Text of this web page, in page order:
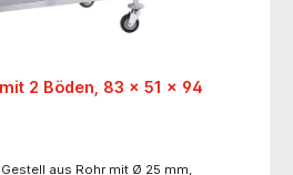
2 Böden, 83 x 51 x 94
aus Rohr mit Ø 25 mm,